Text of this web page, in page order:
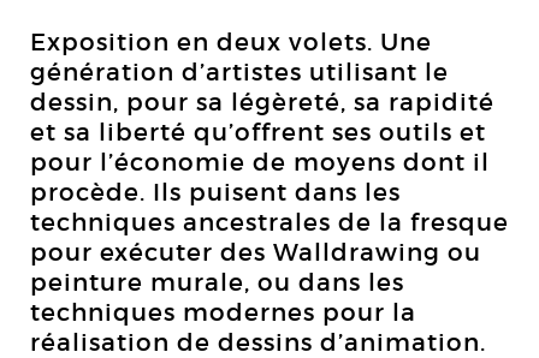
Exposition en deux volets. Une
génération d’artistes utilisant le
dessin, pour sa légèreté, sa rapidité
et sa liberté qu’offrent ses outils et
pour l’économie de moyens dont il
procède. Ils puisent dans les
techniques ancestrales de la fresque
pour exécuter des Walldrawing ou
peinture murale, ou dans les
techniques modernes pour la
réalisation de dessins d’animation.